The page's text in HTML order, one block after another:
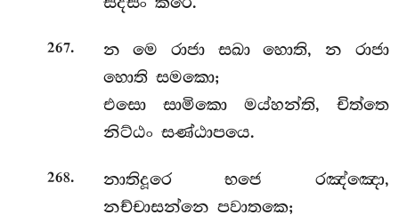
267. නමෙ රාජා සඛා හොති, න රාජා
හොති සමකො;
එසො සාමිකො මය්හන්ති, චිත්තෙ
නිට්ඨං සණ්ඨාපයෙ.
268.
නාතිදූරෙ භජෙ රඤ්ඤො,
නච්චාසන්නෙ පවාතකෙ;